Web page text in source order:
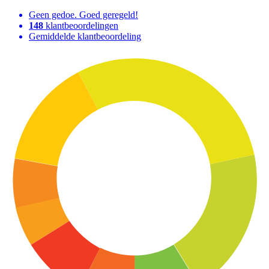
Geen gedoe. Goed geregeld!
148 klantbeoordelingen
Gemiddelde klantbeoordeling